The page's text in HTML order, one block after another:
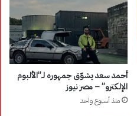
أحمد سعد يشوّق جمهوره لـ”الألبوم
الإلكترو” – مصر نيوز
منذ أسبوع واحد